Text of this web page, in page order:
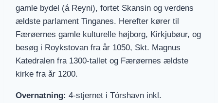
gamle bydel (á Reyni), fortet Skansin og verdens
ældste parlament Tinganes. Herefter kører til
Færøernes gamle kulturelle højborg, Kirkjubøur, og
besøg i Roykstovan fra år 1050, Skt. Magnus
Katedralen fra 1300-tallet og Færøernes ældste
kirke fra år 1200.
Overnatning: 4-stjernet i Tórshavn inkl.